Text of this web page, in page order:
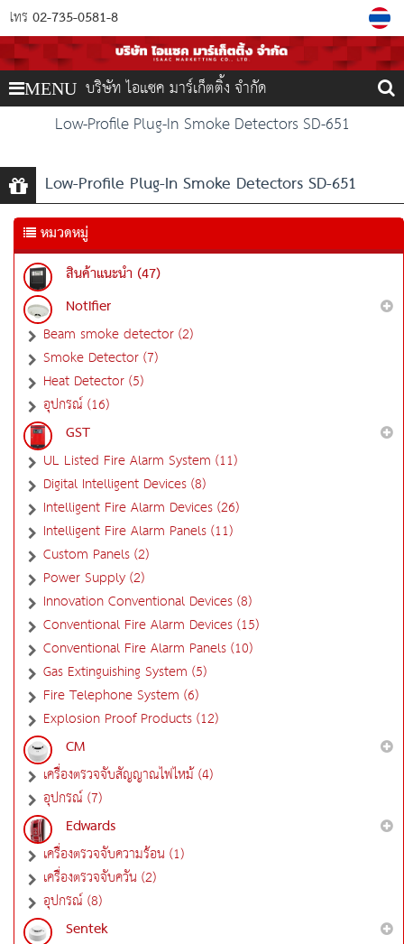
โทร 02-735-0581-8
MENU บริษัท ไอแซค มาร์เก็ตติ้ง จำกัด
Low-Profile Plug-In Smoke Detectors SD-651
Low-Profile Plug-In Smoke Detectors SD-651
หมวดหมู่
สินค้าแนะนำ (47)
Notifier
Beam smoke detector (2)
Smoke Detector (7)
Heat Detector (5)
อุปกรณ์ (16)
GST
UL Listed Fire Alarm System (11)
Digital Intelligent Devices (8)
Intelligent Fire Alarm Devices (26)
Intelligent Fire Alarm Panels (11)
Custom Panels (2)
Power Supply (2)
Innovation Conventional Devices (8)
Conventional Fire Alarm Devices (15)
Conventional Fire Alarm Panels (10)
Gas Extinguishing System (5)
Fire Telephone System (6)
Explosion Proof Products (12)
CM
เครื่องตรวจจับสัญญาณไฟไหม้ (4)
อุปกรณ์ (7)
Edwards
เครื่องตรวจจับความร้อน (1)
เครื่องตรวจจับควัน (2)
อุปกรณ์ (8)
Sentek